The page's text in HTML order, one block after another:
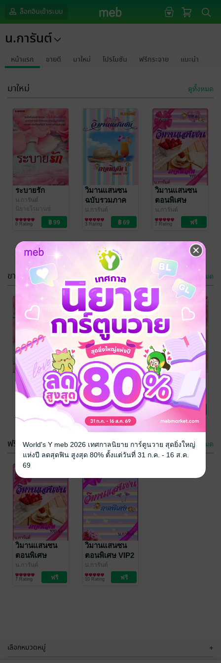
ล็อกอินเข้าระบบ
น.การันต์
หน้าแรก ขายดี มาใหม่ โปรโมชัน ฟรีกระจาย แนะนำ
มาใหม่ ดูทั้งหมด
ระบายรัก
น.การันต์
นิยายโรมานซ์
6 Rating
วิมานแสนซน
ฉบับรวมภาค
พิเศษ 1
น.การันต์
นิยายโรมานซ์
3 Rating
วิมานแสนซน
ตอนพิเศษ
VIP3.1 (FREE)
น.การันต์
นิยายโรมานซ์
7 Rating
วิมานแสนซน
ตอนพิเศษ VIP2
(FREE)
น.การันต์
นิยายโรมานซ์
10 Rating
วิมานแสนซน
น.การันต์
นิยายโรมานซ์
19 Rating
ขายดี ดูทั้งหมด
ระบายรัก
น.การันต์
นิยายโรมานซ์
วิมานแสนซน
ฉบับรวมภาค
พิเศษ 1
น.การันต์
นิยายโรมานซ์
3 Rating
วิมานแสนซน
น.การันต์
นิยายโรมานซ์
19 Rating
ฟรีกระจาย ดูทั้งหมด
วิมานแสนซน
ตอนพิเศษ
VIP3.1 (FREE)
น.การันต์
นิยายโรมานซ์
7 Rating
วิมานแสนซน
ตอนพิเศษ VIP2
(FREE)
น.การันต์
นิยายโรมานซ์
10 Rating
เลือกหมวดหมู่ +
World's Y meb 2026 เทศกาลนิยาย การ์ตูนวาย สุดยิ่งใหญ่
แห่งปี ลดสุดฟิน สูงสุด 80% ตั้งแต่วันที่ 31 ก.ค. - 16 ส.ค.
69